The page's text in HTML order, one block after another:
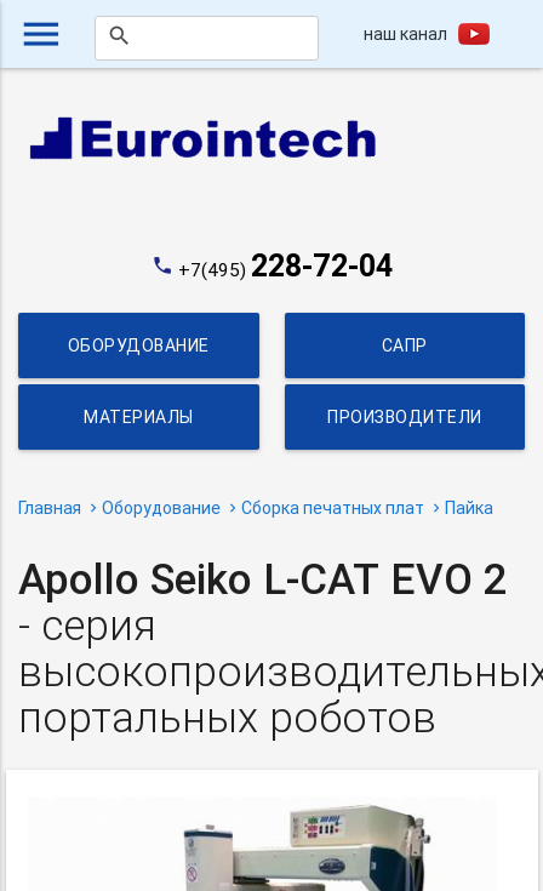
menu search наш канал
phone +7(495) 228-72-04
ОБОРУДОВАНИЕ САПР
МАТЕРИАЛЫ ПРОИЗВОДИТЕЛИ
Главная Оборудование Сборка печатных плат Пайка
Apollo Seiko L-CAT EVO 2
- серия
портальных роботов